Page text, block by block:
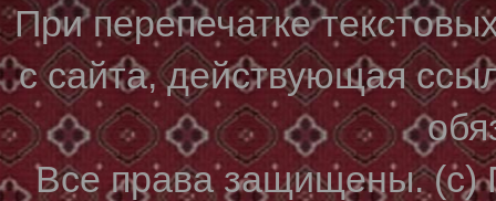
При перепечатке
с сайта, действующая
Все права защищены. (с)